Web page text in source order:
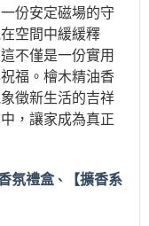
份安定磁場的守
空間中緩緩釋
不僅是一份實用
福。檜木精油香
徵新生活的吉祥
，讓家成為真正
氛禮盒、
【擴香系